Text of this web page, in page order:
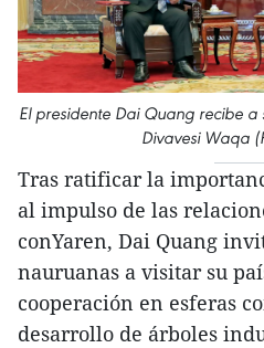
El presidente Dai Quang recibe
Divavesi Waqa
Tras ratificar la
al impulso de las
conYaren, Dai Quang
nauruanas a visitar su
cooperación en esferas
desarrollo de árboles